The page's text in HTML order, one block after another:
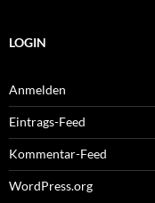
LOGIN
Anmelden
Eintrags-Feed
Kommentar-Feed
WordPress.org